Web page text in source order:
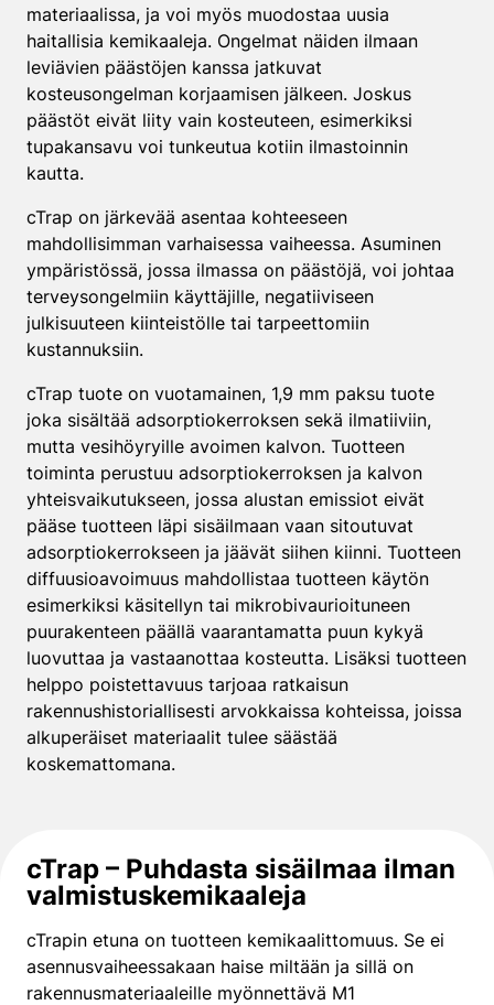
materiaalissa, ja voi myös muodostaa uusia
haitallisia kemikaaleja. Ongelmat näiden ilmaan
leviävien päästöjen kanssa jatkuvat
kosteusongelman korjaamisen jälkeen. Joskus
päästöt eivät liity vain kosteuteen, esimerkiksi
tupakansavu voi tunkeutua kotiin ilmastoinnin
kautta.
cTrap on järkevää asentaa kohteeseen
mahdollisimman varhaisessa vaiheessa. Asuminen
ympäristössä, jossa ilmassa on päästöjä, voi johtaa
terveysongelmiin käyttäjille, negatiiviseen
julkisuuteen kiinteistölle tai tarpeettomiin
kustannuksiin.
cTrap tuote on vuotamainen, 1,9 mm paksu tuote
joka sisältää adsorptiokerroksen sekä ilmatiiviin,
mutta vesihöyryille avoimen kalvon. Tuotteen
toiminta perustuu adsorptiokerroksen ja kalvon
yhteisvaikutukseen, jossa alustan emissiot eivät
pääse tuotteen läpi sisäilmaan vaan sitoutuvat
adsorptiokerrokseen ja jäävät siihen kiinni. Tuotteen
diffuusioavoimuus mahdollistaa tuotteen käytön
esimerkiksi käsitellyn tai mikrobivaurioituneen
puurakenteen päällä vaarantamatta puun kykyä
luovuttaa ja vastaanottaa kosteutta. Lisäksi tuotteen
helppo poistettavuus tarjoaa ratkaisun
rakennushistoriallisesti arvokkaissa kohteissa, joissa
alkuperäiset materiaalit tulee säästää
koskemattomana.
cTrap – Puhdasta sisäilmaa ilman
valmistuskemikaaleja
cTrapin etuna on tuotteen kemikaalittomuus. Se ei
asennusvaiheessakaan haise miltään ja sillä on
rakennusmateriaaleille myönnettävä M1